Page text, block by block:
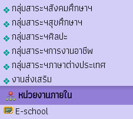
กลุ่มสาระฯสังคมศึกษาฯ
กลุ่มสาระฯสุขศึกษาฯ
กลุ่มสาระฯศิลปะ
กลุ่มสาระฯการงานอาชีพ
กลุ่มสาระฯภาษาต่างประเทศ
งานส่งเสริม
หน่วยงานภายใน
E-school